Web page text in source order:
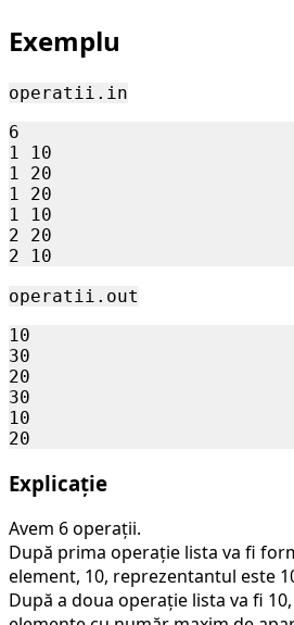
000
Exemplu
operatii.in
6
1 10
1 20
1 20
1 10
2 20
operatii.out
10
30
20
30
10
Explicație
Avem 6 operații.
După prima operație lista va fi
element, 10, reprezentantul este
După a doua operație lista va fi